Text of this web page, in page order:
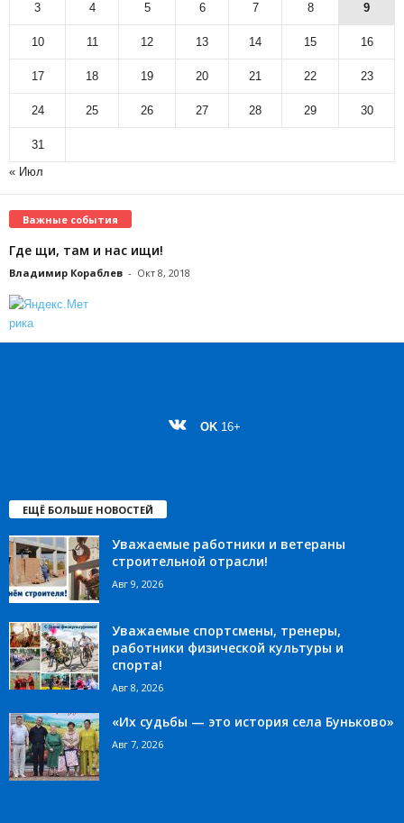
3 4 5 6 7 8 9
10 11 12 13 14 15 16
17 18 19 20 21 22 23
24 25 26 27 28 29 30
31
« Июл
Важные события
Где щи, там и нас ищи!
Владимир Кораблев - Окт 8, 2018
OK 16+
ЕЩЁ БОЛЬШЕ НОВОСТЕЙ
Уважаемые работники и ветераны
строительной отрасли!
Авг 9, 2026
Уважаемые спортсмены, тренеры,
работники физической культуры и
спорта!
Авг 8, 2026
«Их судьбы — это история села Буньково»
Авг 7, 2026